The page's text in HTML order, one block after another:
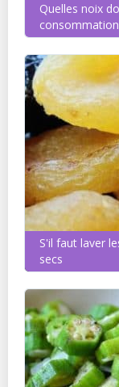
Quelles noix
S'il faut laver
secs